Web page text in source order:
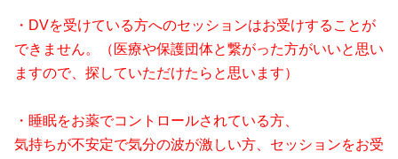
・DVを受けている方へのセッションはお受けすることが
できません。（医療や保護団体と繋がった方がいいと思い
ますので、探していただけたらと思います）
・睡眠をお薬でコントロールされている方、
気持ちが不安定で気分の波が激しい方、セッションをお受